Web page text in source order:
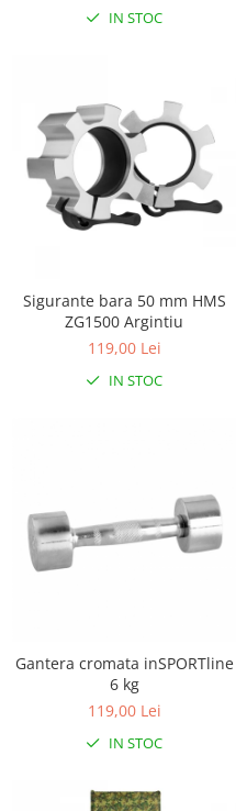
IN STOC
Sigurante bara 50 mm HMS
ZG1500 Argintiu
119,00 Lei
IN STOC
Gantera cromata inSPORTline
6 kg
119,00 Lei
IN STOC